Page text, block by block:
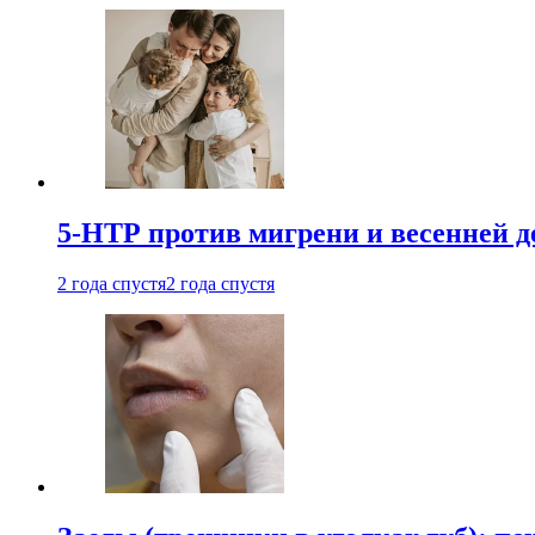
5-НТР против мигрени и весенней
2 года спустя2 года спустя